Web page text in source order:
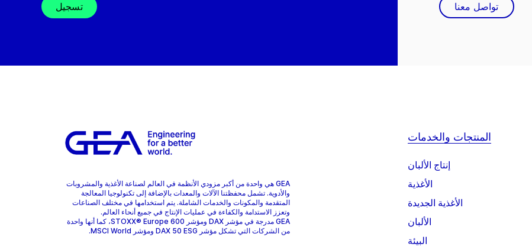
تسجيل تواصل معنا
GEA هي واحدة من أكبر مزودي الأنظمة في العالم لصناعة الأغذية والمشروبات
والأدوية. تشمل محفظتنا الآلات والمعدات بالإضافة إلى تكنولوجيا المعالجة
المتقدمة والمكونات والخدمات الشاملة. يتم استخدامها في مختلف الصناعات
وتعزز الاستدامة والكفاءة في عمليات الإنتاج في جميع أنحاء العالم.
GEA مدرجة في مؤشر DAX ومؤشر STOXX® Europe 600، كما أنها واحدة
من الشركات التي تشكل مؤشر DAX 50 ESG ومؤشر MSCI World.
المنتجات والخدمات
إنتاج الألبان
الأغذية
الأغذية الجديدة
الألبان
البيئة